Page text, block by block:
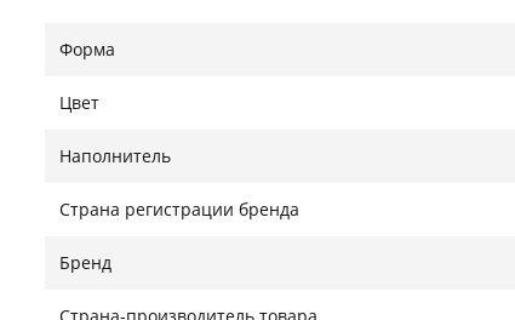
быстро восстанавливает свою
предотвращая запотевание и делая условия
Классическая форма подушки идеально
Характеристики:
Размеры - 40х60 см
Форма
Цвет
Наполнитель
Страна регистрации бренда
Бренд